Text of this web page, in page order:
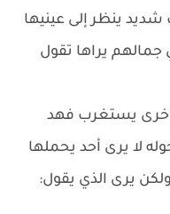
شديد ينظر إلى عينيها
جمالهم يراها تقول
أخرى يستغرب فهد
لا يرى أحد يحملها
يرى الذي يقول: